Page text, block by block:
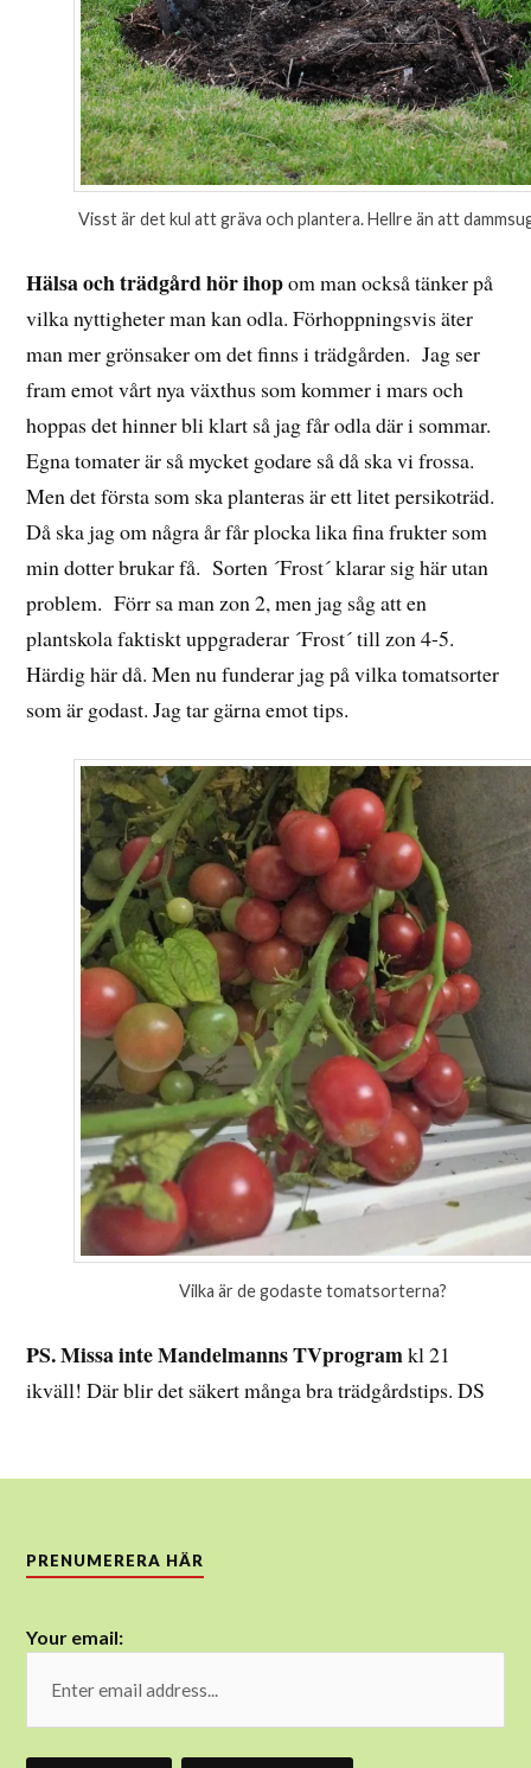
Visst är det kul att gräva och plantera. Hellre än att
Hälsa och trädgård hör ihopom man också tänker på
vilka nyttigheter man kan odla. Förhoppningsvis äter
man mer grönsaker om det finns i trädgården. Jag ser
fram emot vårt nya växthus som kommer i mars och
hoppas det hinner bli klart så jag får odla där i sommar.
Egna tomater är så mycket godare så då ska vi frossa.
Men det första som ska planteras är ett litet persikoträd.
Då ska jag om några år får plocka lika fina frukter som
min dotter brukar få. Sorten ´Frost´ klarar sig här utan
problem. Förr sa man zon 2, men jag såg att en
plantskola faktiskt uppgraderar ´Frost´ till zon 4-5.
Härdig här då. Men nu funderar jag på vilka tomatsorter
som är godast. Jag tar gärna emot tips.
Vilka är de godaste tomatsorterna?
PS. Missa inte Mandelmanns TVprogramkl 21
ikväll! Där blir det säkert många bra trädgårdstips. DS
PRENUMERERA HÄR
Your email: